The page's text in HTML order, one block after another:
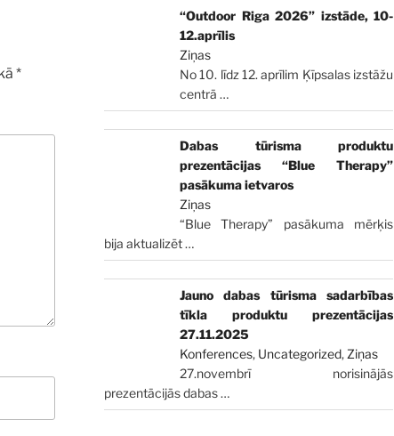
*
“Outdoor Riga 2026” izstāde, 10-
12.aprīlis
Ziņas
No 10. līdz 12. aprīlim Ķīpsalas izstāžu
centrā…
Dabas tūrisma produktu
prezentācijas “Blue Therapy”
pasākuma ietvaros
Ziņas
“Blue Therapy” pasākuma mērķis
bija aktualizēt…
Jauno dabas tūrisma sadarbības
tīkla produktu prezentācijas
27.11.2025
Konferences, Uncategorized, Ziņas
27.novembrī norisinājās
prezentācijās dabas…